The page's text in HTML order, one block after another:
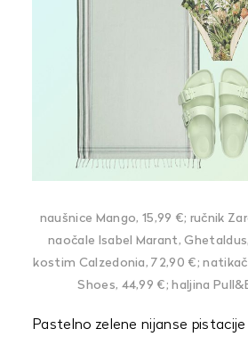
naušnice Mango, 15,99 €; ručnik
naočale Isabel Marant,
kostim Calzedonia, 72,90 €;
Shoes, 44,99 €; haljina
Pastelno zelene nijanse